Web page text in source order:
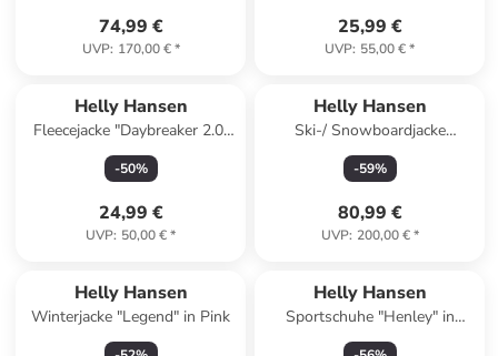
74,99 €
UVP: 170,00 €*
25,99 €
UVP: 55,00 €*
Helly Hansen
Fleecejacke "Daybreaker 2.0"
in Pink
-50%
24,99 €
UVP: 50,00 €*
Helly Hansen
Ski-/ Snowboardjacke
"Kvitfjell Race" in Dunkelblau
-59%
80,99 €
UVP: 200,00 €*
Helly Hansen
Winterjacke "Legend" in Pink
Helly Hansen
Sportschuhe "Henley" in
Dunkelblau